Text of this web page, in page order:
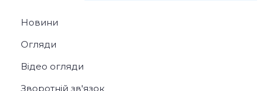
Новини
Огляди
Відео огляди
Зворотній зв'язок